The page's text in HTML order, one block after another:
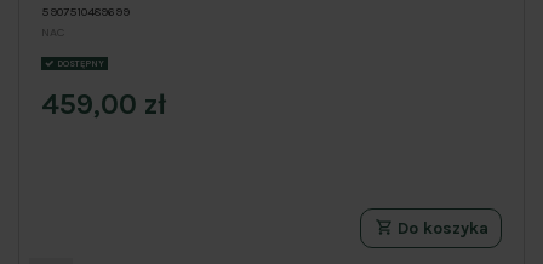
5907510489699
NAC
DOSTĘPNY
459,00 zł
Do koszyka